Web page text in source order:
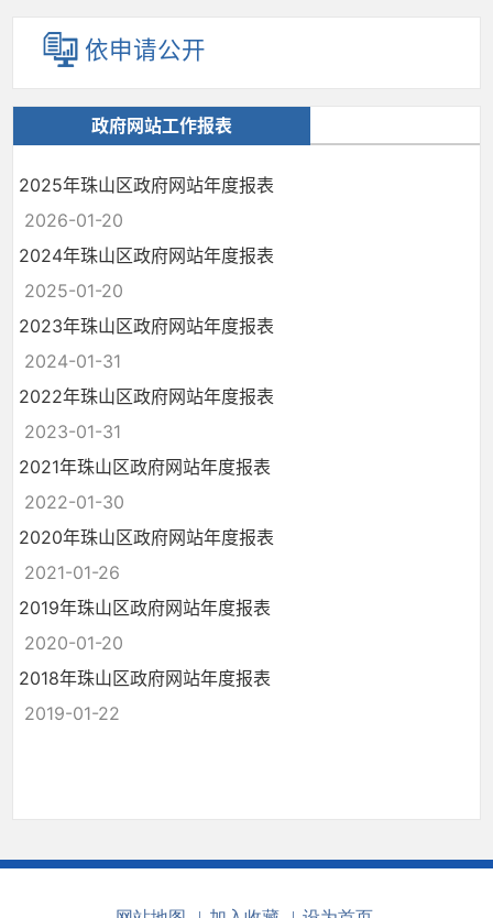
依申请公开
政府网站工作报表
2025年珠山区政府网站年度报表
2026-01-20
2024年珠山区政府网站年度报表
2025-01-20
2023年珠山区政府网站年度报表
2024-01-31
2022年珠山区政府网站年度报表
2023-01-31
2021年珠山区政府网站年度报表
2022-01-30
2020年珠山区政府网站年度报表
2021-01-26
2019年珠山区政府网站年度报表
2020-01-20
2018年珠山区政府网站年度报表
2019-01-22